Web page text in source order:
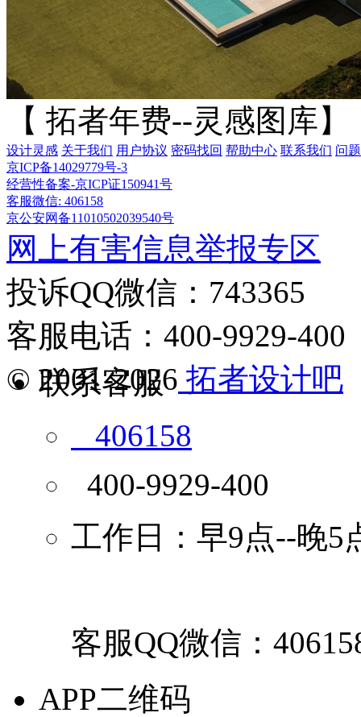
【 拓者年费--灵感图库】
设计灵感 关于我们 用户协议 密码找回 帮助中心 联系我们 问
京ICP备14029779号-3
经营性备案-京ICP证150941号
客服微信: 406158
京公安网备11010502039540号
网上有害信息举报专区
投诉QQ微信：743365
客服电话：400-9929-400
© 2001-2026 拓者设计吧
联系客服
406158
400-9929-400
工作日：早9点--晚5
客服QQ微信：
APP二维码